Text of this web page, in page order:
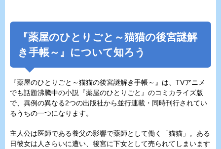
『薬屋のひとりごと～猫猫の後宮謎解
き手帳～ 』について知ろう
『薬屋のひとりごと～猫猫の後宮謎解き手帳～ 』は、TVアニメ
でも話題沸騰中の小説『薬屋のひとりごと』のコミカライズ版
で、異例の異なる2つの出版社から並行連載・同時刊行されてい
るうちの一つになります。
主人公は医師である養父の影響で薬師として働く「猫猫」。ある
日彼女は人さらいに遭い、後宮に下女として売られてしまいます